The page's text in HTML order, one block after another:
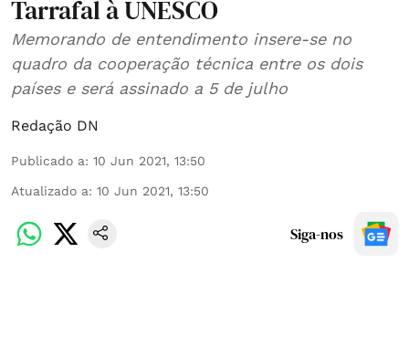
Tarrafal à UNESCO
Memorando de entendimento insere-se no
quadro da cooperação técnica entre os dois
países e será assinado a 5 de julho
Redação DN
Publicado a: 10 Jun 2021, 13:50
Atualizado a: 10 Jun 2021, 13:50
Siga-nos